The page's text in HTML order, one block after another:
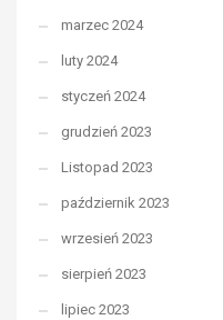
marzec 2024
luty 2024
styczeń 2024
grudzień 2023
Listopad 2023
październik 2023
wrzesień 2023
sierpień 2023
lipiec 2023